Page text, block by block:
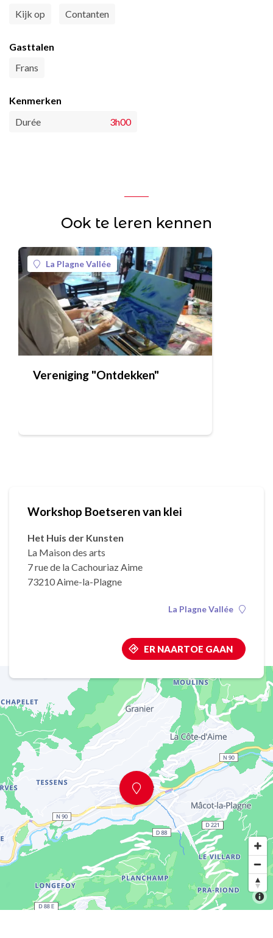
Kijk op
Contanten
Gasttalen
Frans
Kenmerken
Durée
3h00
Ook te leren kennen
La Plagne Vallée
Vereniging "Ontdekken"
Workshop Boetseren van klei
Het Huis der Kunsten
La Maison des arts
7 rue de la Cachouriaz Aime
73210 Aime-la-Plagne
La Plagne Vallée
ER NAARTOE GAAN